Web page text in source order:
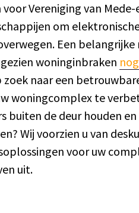
Vereniging van
om
Een belangrijke
woninginbraken
zoek naar een
woningcomplex te
buiten de deur houden
Wij voorzien u van
voor uw
uit.